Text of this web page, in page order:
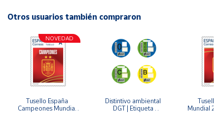
y
Canarias,
Ceuta y
táctiles, lo que te permite usar tus dispositivos sin tener
resistentes, estos guantes son duraderos y están
diseñados para aportar un buen agarre. Con el logo de la
marca visible y un elegante color negro, este accesorio es
tanto funcional como estiloso. Perfectos para corredores
que no se detienen ante el frío. La tecnología Nike
ThermaFIT ayuda a controlar el calor natural de tu cuerpo
para ayudarte a mantenerte abrigado en condiciones de
Otros usuarios también compraron
NOVEDAD
Tusello España
Campeones Mundial
Distintivo ambiental
DGT | Etiqueta
Tusello
Mundial